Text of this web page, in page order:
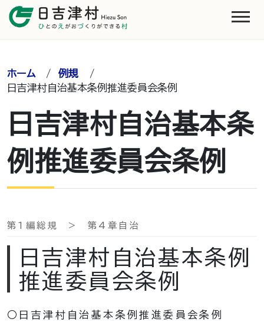
ホーム /例規 /
日吉津村自治基本条例推進委員会条例
日吉津村自治基本条
例推進委員会条例
第1編総規 > 第4章自治
日吉津村自治基本条例
推進委員会条例
○日吉津村自治基本条例推進委員会条例